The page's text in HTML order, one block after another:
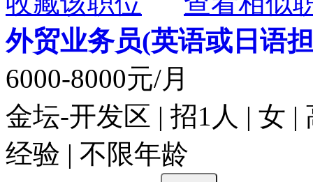
外贸业务员(英语或日语
6000-8000元/月
金坛-开发区 | 招1人 | 女
经验 | 不限年龄